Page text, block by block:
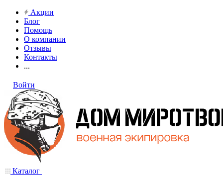
Акции
Блог
Помощь
О компании
Отзывы
Контакты
...
Войти
Каталог